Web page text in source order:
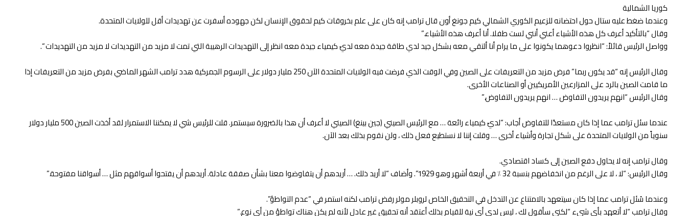
كوريا الشمالية
وعندما ضغط عليه ستال حول احتضانه للزعيم الكوري الشمالي كيم جونغ أون قال ترامب إنه كان على علم بخروقات كيم لحقوق الإنسان لكن جهوده أسفرت عن تهديدات أقل للولايات المتحدة.
وقال “بالتأكيد أعرف كل هذه الأشياء أعني أنني لست طفلا. أنا أعرف هذه الأشياء.”
وواصل الرئيس قائلاً: “انظروا دعوهما يكونوا على ما يرام أنا ألتقي معه بشكل جيد لدي طاقة جيدة معه لديّ كيمياء جيدة معه انظر إلى التهديدات الرهيبة التي تمت لا مزيد من التهديدات لا مزيد من التهديدات “.
وقال الرئيس إنه “قد يكون ربما” فرض مزيد من التعريفات على الصين وفي الوقت الذي فرضت فيه الولايات المتحدة الآن 250 مليار دولار على الرسوم الجمركية هدد ترامب الشهر الماضي بفرض مزيد من التعريفات إذا
ما قامت الصين بالرد على المزارعين الأمريكيين أو الصناعات الأخرى.
وقال الرئيس “انهم يريدون التفاوض … انهم يريدون التفاوض.”
عندما سئل ترامب عما إذا كان مستعدًا للتفاوض أجاب: “لديّ كيمياء رائعة … مع الرئيس الصيني (جين بينغ) الصيني لا أعرف أن هذا بالضرورة سيستمر. قلت للرئيس شي لا يمكننا الاستمرار لقد أخذت الصين 500 مليار دولار
سنوياً من الولايات المتحدة على شكل تجارة وأشياء أخرى … وقلت إننا لا نستطيع فعل ذلك ، ولن نقوم بذلك بعد الآن.
وقال ترامب إنه لا يحاول دفع الصين إلى كساد اقتصادي.
وقال الرئيس: “لا ، لا على الرغم من انخفاضهم بنسبة 32 ٪ في أربعة أشهر وهو 1929”. وأضاف “لا أريد ذلك. … أريدهم أن يتفاوضوا معنا بشأن صفقة عادلة. أريدهم أن يفتحوا أسواقهم مثل … أسواقنا مفتوحة.”
وعندما سُئل ترامب عما إذا كان سيتعهد بالامتناع عن التدخل في التحقيق الخاص لروبلر مولر رفض ترامب لكنه استمر في “عدم التواطؤ”.
وقال ترامب “لا أتعهد بأي شيء “لكني سأقول لك ، ليس لدي أي نية للقيام بذلك أعتقد أنه تحقيق غير عادل لأنه لم يكن هناك تواطؤ من أي نوع.”